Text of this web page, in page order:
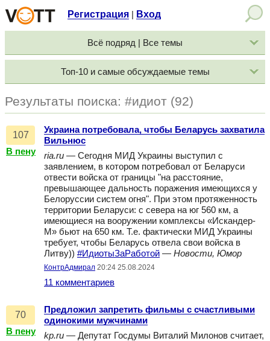
Регистрация Вход
Всё подряд | Все темы
Топ-10 и самые обсуждаемые темы
Результаты поиска: #идиот (92)
107
В пену
Украина потребовала, чтобы Беларусь захватила
Вильнюс
ria.ru — Сегодня МИД Украины выступил с
заявлением, в котором потребовал от Беларуси
отвести войска от границы "на расстояние,
превышающее дальность поражения имеющихся у
Белоруссии систем огня". При этом протяженность
территории Беларуси: с севера на юг 560 км, а
имеющиеся на вооружении комплексы «Искандер-
М» бьют на 650 км. Т.е. фактически МИД Украины
требует, чтобы Беларусь отвела свои войска в
Литву)) #ИдиотыЗаРаботой — Новости, Юмор
КонтрАдмирал 20:24 25.08.2024
11 комментариев
70
В пену
Предложил запретить фильмы с счастливыми
одинокими мужчинами
kp.ru — Депутат Госдумы Виталий Милонов считает,